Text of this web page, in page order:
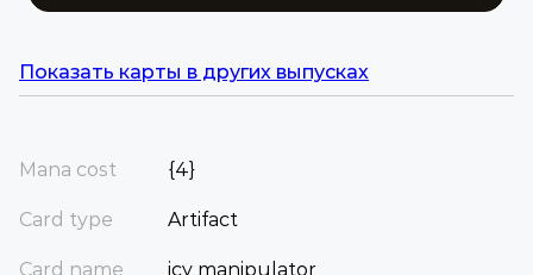
Показать карты в других выпусках
Mana cost {4}
Card type Artifact
Card name icy manipulator